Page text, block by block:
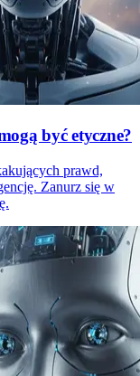
być etyczne?
prawd,
Zanurz się w